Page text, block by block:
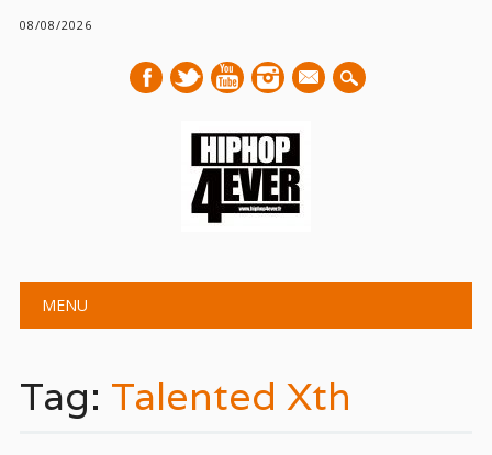
08/08/2026
mail
Main menu
MENU
Tag: Talented Xth